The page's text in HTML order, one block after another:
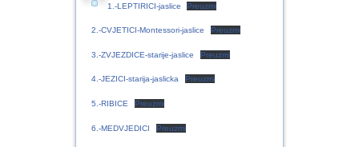
1.-LEPTIRICI-jaslice Preuzmi
2.-CVJETICI-Montessori-jaslice Preuzmi
3.-ZVJEZDICE-starije-jaslice Preuzmi
4.-JEZICI-starija-jaslicka Preuzmi
5.-RIBICE Preuzmi
6.-MEDVJEDICI Preuzmi